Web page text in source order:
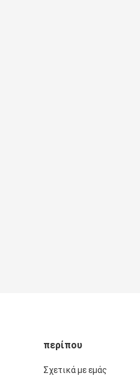
περίπου
Σχετικά με εμάς